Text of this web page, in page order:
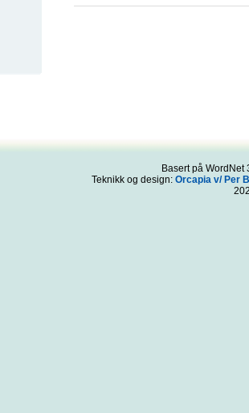
Basert på
Teknikk og design: Orcapia v/ Per